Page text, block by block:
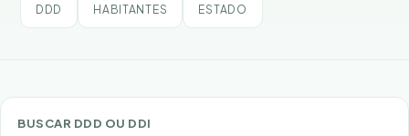
DDD HABITANTES ESTADO
BUSCAR DDD OU DDI